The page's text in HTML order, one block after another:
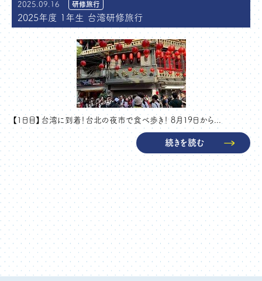
2025.09.16 研修旅行
2025年度 1年生 台湾研修旅行
【1日目】台湾に到着！台北の夜市で食べ歩き！ 8月19日から...
続きを読む